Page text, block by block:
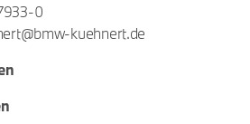
0
kuehnert.de